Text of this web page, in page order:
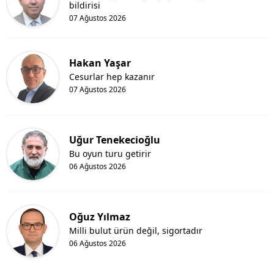
07 Ağustos 2026
bildirisi
Hakan Yaşar
07 Ağustos 2026
Cesurlar hep kazanır
Uğur Tenekecioğlu
06 Ağustos 2026
Bu oyun turu getirir
Oğuz Yılmaz
06 Ağustos 2026
Milli bulut ürün değil, sigortadır